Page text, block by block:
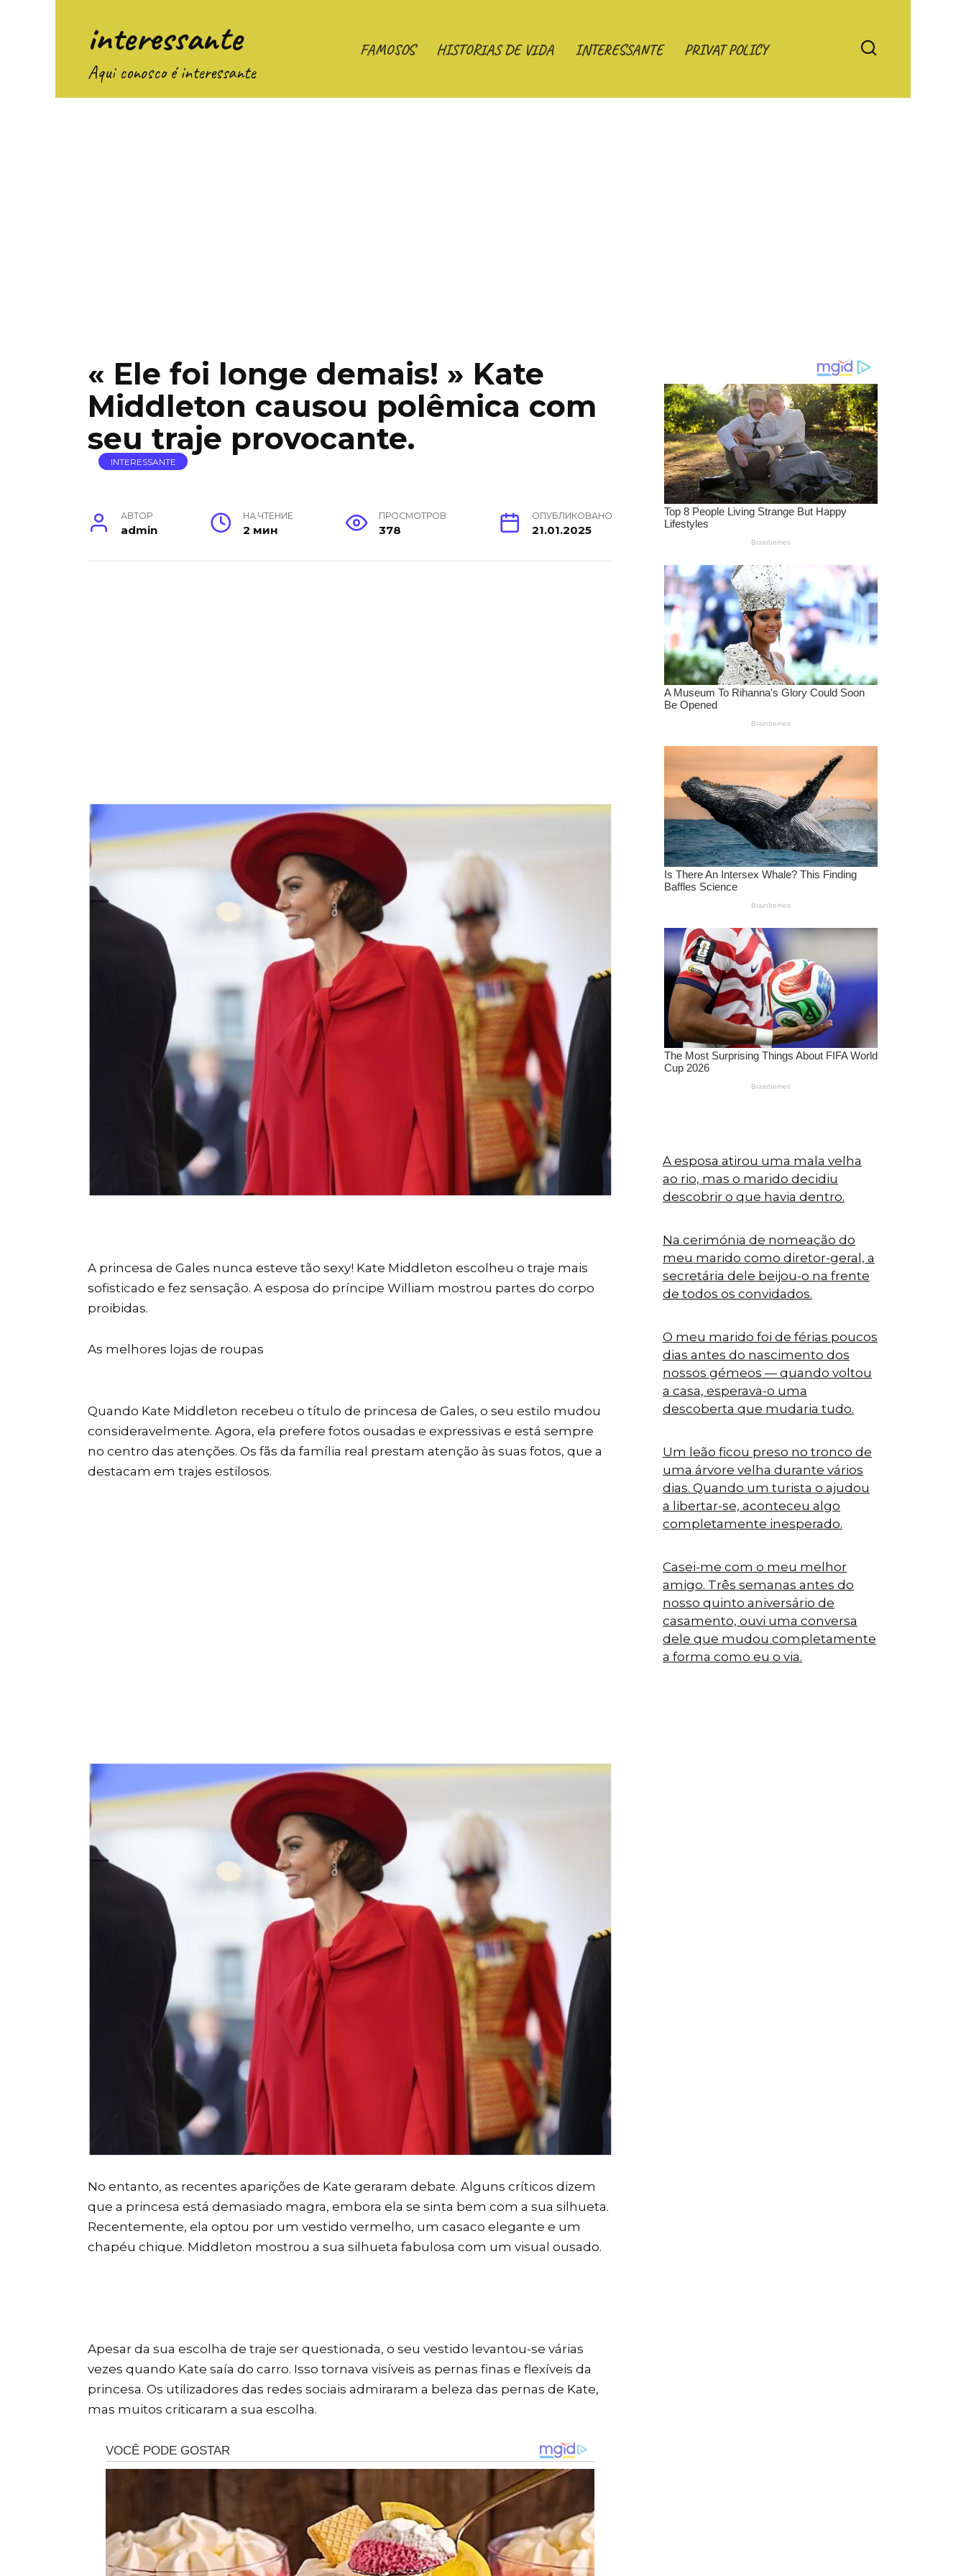
interessante
Aqui conosco é interessante
FAMOSOS HISTORIAS DE VIDA INTERESSANTE PRIVAT POLICY
« Ele foi longe demais! » Kate
Middleton causou polêmica com
seu traje provocante.
INTERESSANTE
АВТОР
admin
НА ЧТЕНИЕ
2 мин
ПРОСМОТРОВ
378
ОПУБЛИКОВАНО
21.01.2025
A princesa de Gales nunca esteve tão sexy! Kate Middleton escolheu o traje mais
sofisticado e fez sensação. A esposa do príncipe William mostrou partes do corpo
proibidas.
As melhores lojas de roupas
Quando Kate Middleton recebeu o título de princesa de Gales, o seu estilo mudou
consideravelmente. Agora, ela prefere fotos ousadas e expressivas e está sempre
no centro das atenções. Os fãs da família real prestam atenção às suas fotos, que a
destacam em trajes estilosos.
No entanto, as recentes aparições de Kate geraram debate. Alguns críticos dizem
que a princesa está demasiado magra, embora ela se sinta bem com a sua silhueta.
Recentemente, ela optou por um vestido vermelho, um casaco elegante e um
chapéu chique. Middleton mostrou a sua silhueta fabulosa com um visual ousado.
Apesar da sua escolha de traje ser questionada, o seu vestido levantou-se várias
vezes quando Kate saía do carro. Isso tornava visíveis as pernas finas e flexíveis da
princesa. Os utilizadores das redes sociais admiraram a beleza das pernas de Kate,
mas muitos criticaram a sua escolha.
A esposa atirou uma mala velha
ao rio, mas o marido decidiu
descobrir o que havia dentro.
Na cerimónia de nomeação do
meu marido como diretor-geral, a
secretária dele beijou-o na frente
de todos os convidados.
O meu marido foi de férias poucos
dias antes do nascimento dos
nossos gémeos — quando voltou
a casa, esperava-o uma
descoberta que mudaria tudo.
Um leão ficou preso no tronco de
uma árvore velha durante vários
dias. Quando um turista o ajudou
a libertar-se, aconteceu algo
completamente inesperado.
Casei-me com o meu melhor
amigo. Três semanas antes do
nosso quinto aniversário de
casamento, ouvi uma conversa
dele que mudou completamente
a forma como eu o via.